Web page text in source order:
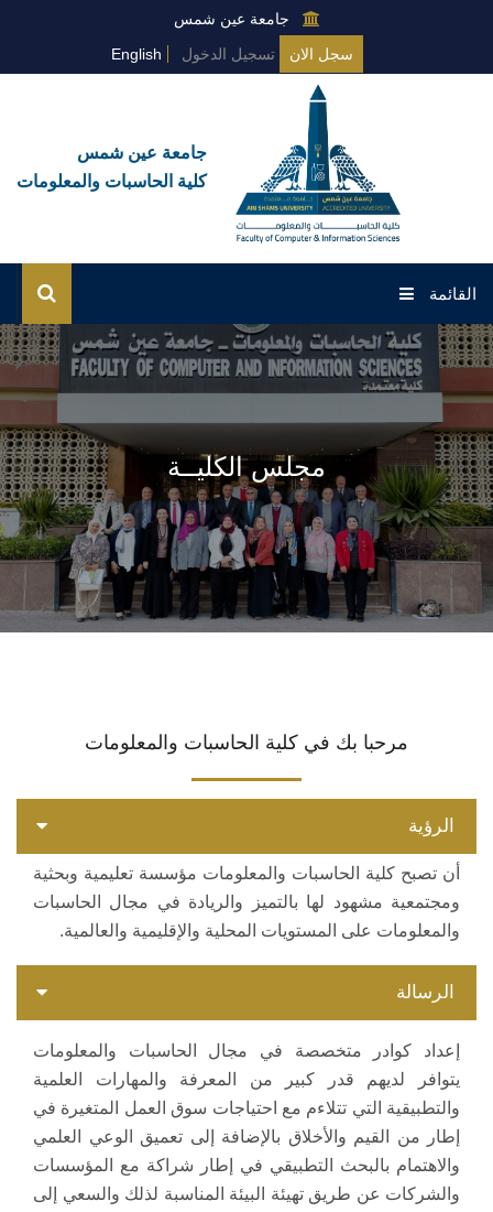
جامعة عين شمس
سجل الان
تسجيل الدخول English
جامعة عين شمس
كلية الحاسبات والمعلومات
القائمة
الرئيسية
البرامج العامة
البرامج المتخصصة
الوحدات الخاصة
مجلس الكليــة
مرحبا بك في كلية الحاسبات والمعلومات
الرؤية
أن تصبح كلية الحاسبات والمعلومات مؤسسة تعليمية وبحثية
ومجتمعية مشهود لها بالتميز والريادة في مجال الحاسبات
والمعلومات على المستويات المحلية والإقليمية والعالمية.
الرسالة
إعداد كوادر متخصصة في مجال الحاسبات والمعلومات
يتوافر لديهم قدر كبير من المعرفة والمهارات العلمية
والتطبيقية التي تتلاءم مع احتياجات سوق العمل المتغيرة في
إطار من القيم والأخلاق بالإضافة إلى تعميق الوعي العلمي
والاهتمام بالبحث التطبيقي في إطار شراكة مع المؤسسات
والشركات عن طريق تهيئة البيئة المناسبة لذلك والسعي إلى